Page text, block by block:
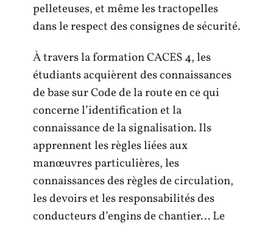
pelleteuses, et même les tractopelles
dans le respect des consignes de sécurité.
À travers la formation CACES 4, les
étudiants acquièrent des connaissances
de base sur Code de la route en ce qui
concerne l’identification et la
connaissance de la signalisation. Ils
apprennent les règles liées aux
manœuvres particulières, les
connaissances des règles de circulation,
les devoirs et les responsabilités des
conducteurs d’engins de chantier… Le